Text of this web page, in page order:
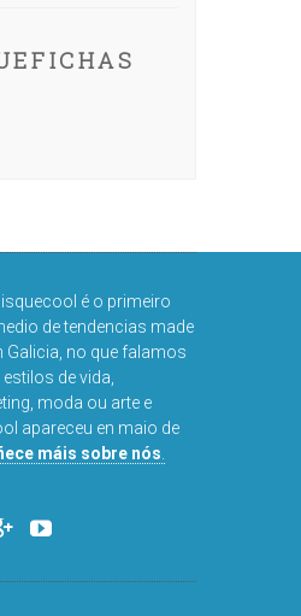
é o primeiro
de tendencias made
Galicia, no que falamos
de vida,
moda ou arte e
apareceu en maio de
máis sobre nós